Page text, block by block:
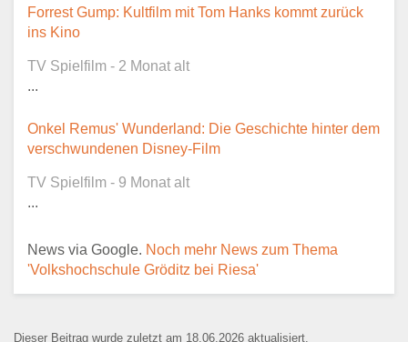
Dieser Teil dient lediglich zur
Ansprechpartner
Forrest Gump: Kultfilm mit Tom Hanks kommt zurück
ins Kino
TV Spielfilm - 2 Monat alt
...
Onkel Remus' Wunderland: Die Geschichte hinter dem
verschwundenen Disney-Film
TV Spielfilm - 9 Monat alt
...
News via Google. Noch mehr News zum Thema
'Volkshochschule Gröditz bei Riesa'
Dieser Beitrag wurde zuletzt am 18.06.2026 aktualisiert.